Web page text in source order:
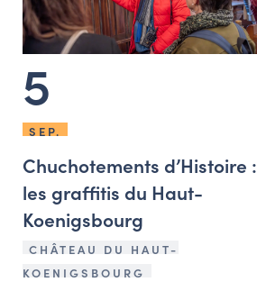
5
SEP.
Chuchotements d’Histoire :
les graffitis du Haut-
Koenigsbourg
CHÂTEAU DU HAUT-
KOENIGSBOURG